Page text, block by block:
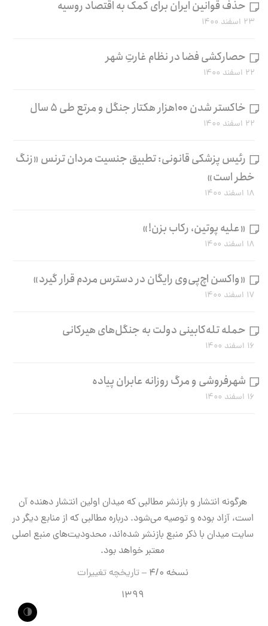
حذف قوانین ایران برای کمک به اقتصاد روسیه
۲۳ اسفند ۱۴۰۰
حصارکشی فضا در نظام غارتِ شهر
۲۲ اسفند ۱۴۰۰
خاکستر شدن ۱۰۰هزار هکتار جنگل و مرتع طی ۵ سال
۲۲ اسفند ۱۴۰۰
رئیس پزشکی قانونی: تطبیق جنسیت مردان ترنس «زنگ
خطر است»
۱۸ اسفند ۱۴۰۰
«علیه پوتین، رکاب بزن!»
۱۸ اسفند ۱۴۰۰
«واکسن اچ‌پی‌وی رایگان در دسترس مردم قرار گیرد»
۱۷ اسفند ۱۴۰۰
حمله تله‌کابینی دولت به جنگل‌های هیرکانی
۱۶ اسفند ۱۴۰۰
شهرفروشی و مرگ روزانه عابران پیاده
۱۶ اسفند ۱۴۰۰
هرگونه انتشار و بازنشر مطالبی که میدان اولین انتشار دهنده آن
است، آزاد بوده و توصیه می‌شود. درباره مطالبی که از منابع دیگر در
سایت میدان با ذکر منبع بازنشر شده‌اند، محدودیت‌های منبع اصلی
معتبر خواهد بود.
نسخه ۴/۰ –
تاریخچه تغییرات
۱۳۹۹
🌗